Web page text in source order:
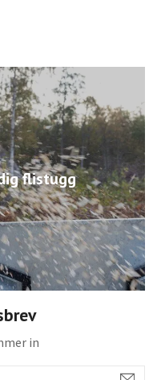
flistugg
in